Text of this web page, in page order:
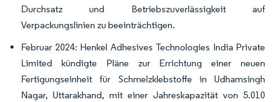
Durchsatz und Betriebszuverlässigkeit auf
Verpackungslinien zu beeinträchtigen.
Februar 2024: Henkel Adhesives Technologies India Private
Limited kündigte Pläne zur Errichtung einer neuen
Fertigungseinheit für Schmelzklebstoffe in Udhamsingh
Nagar, Uttarakhand, mit einer Jahreskapazität von 5.010